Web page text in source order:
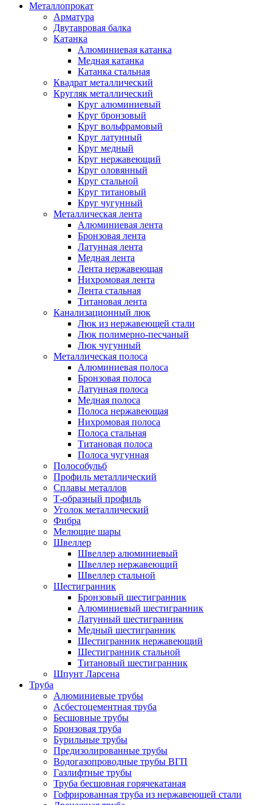
Металлопрокат
Арматура
Двутавровая балка
Катанка
Алюминиевая катанка
Медная катанка
Катанка стальная
Квадрат металлический
Кругляк металлический
Круг алюминиевый
Круг бронзовый
Круг вольфрамовый
Круг латунный
Круг медный
Круг нержавеющий
Круг оловянный
Круг стальной
Круг титановый
Круг чугунный
Металлическая лента
Алюминиевая лента
Бронзовая лента
Латунная лента
Медная лента
Лента нержавеющая
Нихромовая лента
Лента стальная
Титановая лента
Канализационный люк
Люк из нержавеющей стали
Люк полимерно-песчаный
Люк чугунный
Металлическая полоса
Алюминиевая полоса
Бронзовая полоса
Латунная полоса
Медная полоса
Полоса нержавеющая
Нихромовая полоса
Полоса стальная
Титановая полоса
Полоса чугунная
Полособульб
Профиль металлический
Сплавы металлов
Т-образный профиль
Уголок металлический
Фибра
Мелющие шары
Швеллер
Швеллер алюминиевый
Швеллер нержавеющий
Швеллер стальной
Шестигранник
Бронзовый шестигранник
Алюминиевый шестигранник
Латунный шестигранник
Медный шестигранник
Шестигранник нержавеющий
Шестигранник стальной
Титановый шестигранник
Шпунт Ларсена
Труба
Алюминиевые трубы
Асбестоцементная труба
Бесшовные трубы
Бронзовая труба
Бурильные трубы
Предизолированные трубы
Водогазопроводные трубы ВГП
Газлифтные трубы
Труба бесшовная горячекатаная
Гофрированная труба из нержавеющей стали